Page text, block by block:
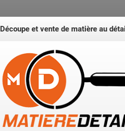
Découpe et vente de matière au